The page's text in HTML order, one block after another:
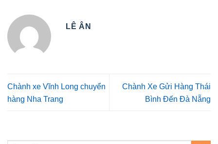
LÊ ÂN
Chành xe Vĩnh Long chuyển
hàng Nha Trang
Chành Xe Gửi Hàng Thái
Bình Đến Đà Nẵng